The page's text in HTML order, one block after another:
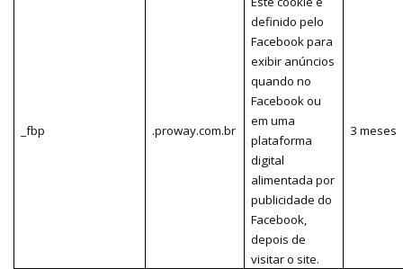
_fbp .proway.com.br
definido pelo
Facebook para
exibir anúncios
quando no
Facebook ou
em uma
plataforma
digital
alimentada por
publicidade do
Facebook,
depois de
visitar o site.
3 meses